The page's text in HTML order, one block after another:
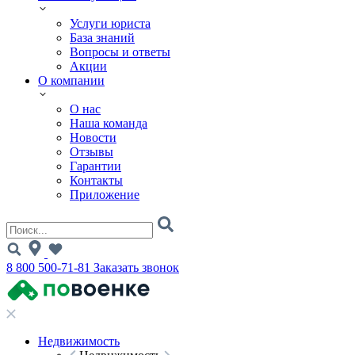
Услуги юриста
База знаний
Вопросы и ответы
Акции
О компании
О нас
Наша команда
Новости
Отзывы
Гарантии
Контакты
Приложение
8 800 500-71-81 Заказать звонок
Недвижимость